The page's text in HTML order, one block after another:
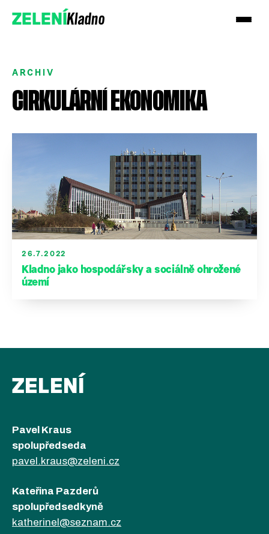
ZELENÍKladno
Přidejte se k nám
Podpořte nás darem
ARCHIV
CIRKULÁRNÍ EKONOMIKA
26.7.2022
Kladno jako hospodářsky a sociálně ohrožené
území
ZELENÍ
Pavel Kraus
spolupředseda
pavel.kraus@zeleni.cz
Kateřina Pazderů
spolupředsedkyně
katherinel@seznam.cz